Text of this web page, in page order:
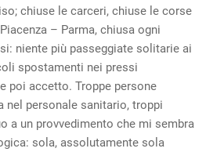
chiuse le carceri, chiuse le corse
– Parma, chiusa ogni
niente più passeggiate solitarie ai
spostamenti nei pressi
poi accetto. Troppe persone
nel personale sanitario, troppi
a un provvedimento che mi sembra
sola, assolutamente sola